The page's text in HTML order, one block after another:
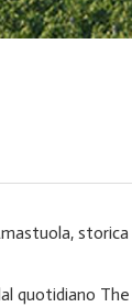
quotidiano